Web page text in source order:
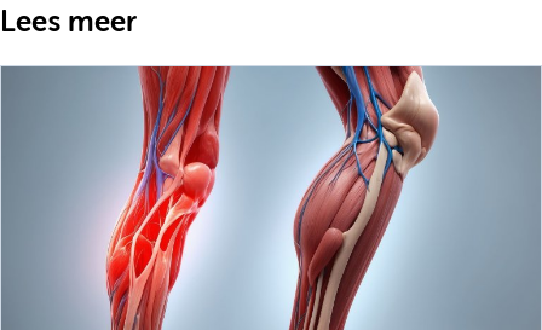
Lees meer